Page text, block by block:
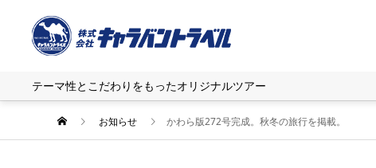
テーマ性とこだわりをもったオリジナルツアー
お知らせ かわら版272号完成。秋冬の旅行を掲載。